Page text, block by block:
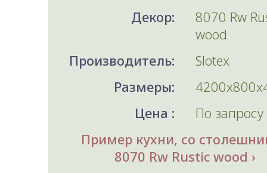
Декор:
8070 Rw
wood
Производитель:
Slotex
Размеры:
Цена :
По запросу
Пример кухни, со
8070 Rw Rustic wood